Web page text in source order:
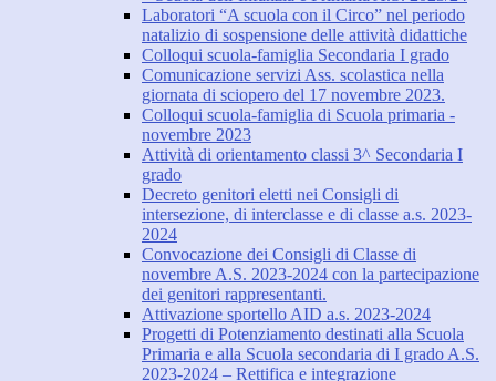
Laboratori “A scuola con il Circo” nel periodo
natalizio di sospensione delle attività didattiche
Colloqui scuola-famiglia Secondaria I grado
Comunicazione servizi Ass. scolastica nella
giornata di sciopero del 17 novembre 2023.
Colloqui scuola-famiglia di Scuola primaria -
novembre 2023
Attività di orientamento classi 3^ Secondaria I
grado
Decreto genitori eletti nei Consigli di
intersezione, di interclasse e di classe a.s. 2023-
2024
Convocazione dei Consigli di Classe di
novembre A.S. 2023-2024 con la partecipazione
dei genitori rappresentanti.
Attivazione sportello AID a.s. 2023-2024
Progetti di Potenziamento destinati alla Scuola
Primaria e alla Scuola secondaria di I grado A.S.
2023-2024 – Rettifica e integrazione